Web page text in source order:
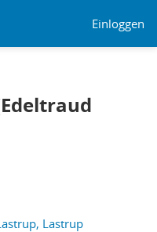
Einloggen
Lastrup